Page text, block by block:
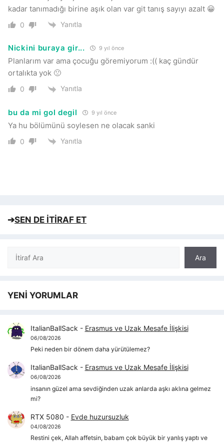
kadar tanımadığı birine aşık olan var git tanış sayıyı azalt 😀
0 Yanıtla
Nickini buraya gir... 9 yıl önce
Planlarım var ama çocuğu göremiyorum :(( kaç gündür
ortalıkta yok 🙁
0 Yanıtla
bu da mi gol degil 9 yıl önce
Ya hu bölümünü soylesen ne olacak sanki
0 Yanıtla
➔SEN DE İTİRAF ET
Ara
Ara
YENİ YORUMLAR
ItalianBallSack - Erasmus ve Uzak Mesafe İlişkisi
06/08/2026
Peki neden bir dönem daha yürütülemez?
ItalianBallSack - Erasmus ve Uzak Mesafe İlişkisi
06/08/2026
insanın güzel ama sevdiğinden uzak anlarda aşkı aklına gelmez
mi?
RTX 5080 - Evde huzursuzluk
04/08/2026
Restini çek, Allah affetsin, babam çok büyük bir yanlış yaptı ve